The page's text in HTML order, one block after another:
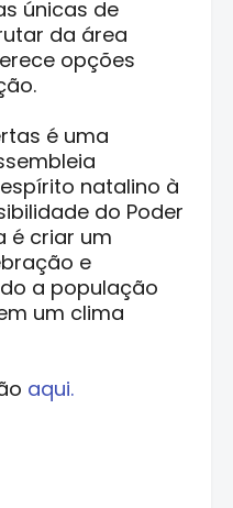
únicas de
da área
opções
é uma
natalino à
do Poder
é criar um
e
a população
um clima
aqui.